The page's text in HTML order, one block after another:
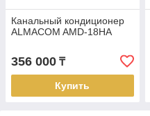
Канальный кондиционер
ALMACOM AMD-18HA
356 000 ₸
Купить